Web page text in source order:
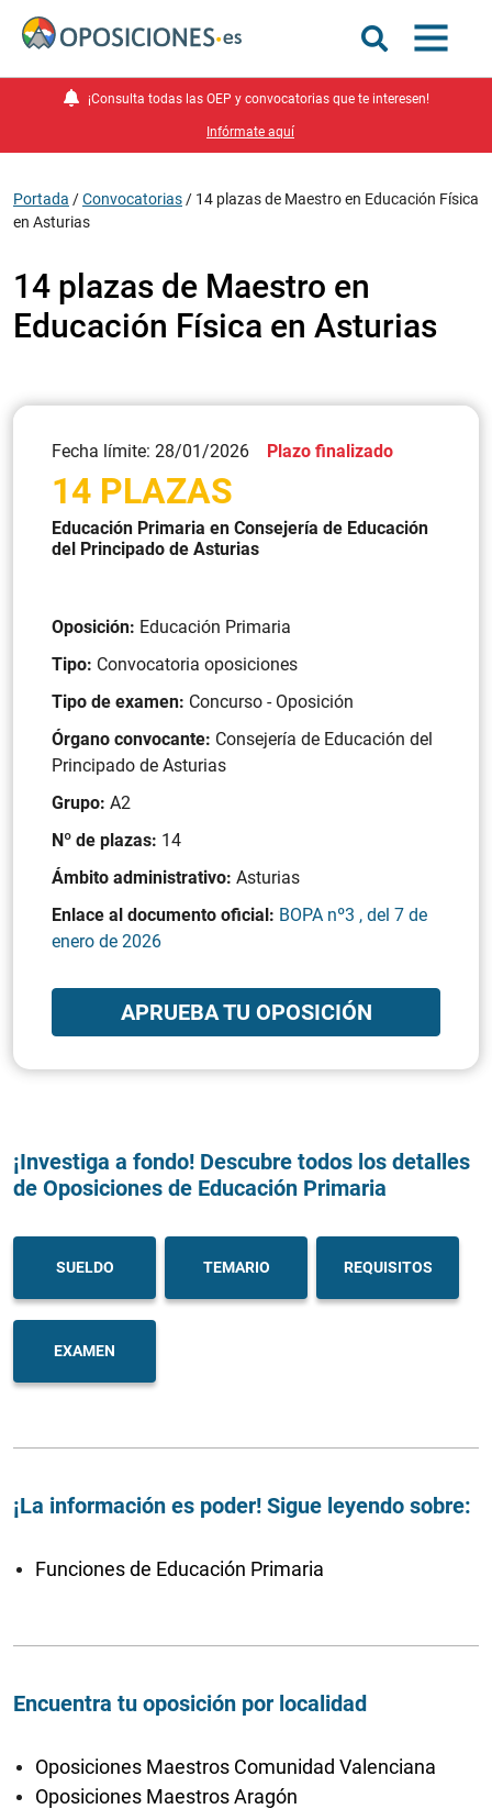
¡Consulta todas las OEP y convocatorias que te interesen!
Infórmate aquí
Portada /Convocatorias / 14 plazas de Maestro en Educación Física
en Asturias
14 plazas de Maestro en
Educación Física en Asturias
Fecha límite: 28/01/2026 Plazo finalizado
14 PLAZAS
Educación Primaria en Consejería de Educación
del Principado de Asturias
Oposición: Educación Primaria
Tipo: Convocatoria oposiciones
Tipo de examen: Concurso - Oposición
Órgano convocante: Consejería de Educación del
Principado de Asturias
Grupo: A2
Nº de plazas: 14
Ámbito administrativo: Asturias
Enlace al documento oficial: BOPA nº3 , del 7 de
enero de 2026
APRUEBA TU OPOSICIÓN
¡Investiga a fondo! Descubre todos los detalles
de Oposiciones de Educación Primaria
SUELDO TEMARIO REQUISITOS
EXAMEN
¡La información es poder! Sigue leyendo sobre:
Funciones de Educación Primaria
Encuentra tu oposición por localidad
Oposiciones Maestros Comunidad Valenciana
Oposiciones Maestros Aragón